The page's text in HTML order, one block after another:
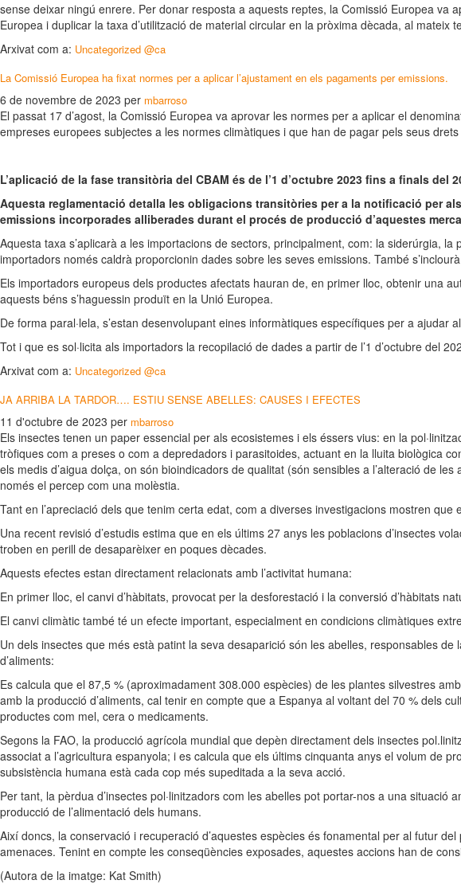
sense deixar ningú enrere. Per donar resposta a aquests reptes, la Comissió Europea va
Europea i duplicar la taxa d’utilització de material circular en la pròxima dècada, al mateix
Arxivat com a: Uncategorized @ca
La Comissió Europea ha fixat normes per a aplicar l’ajustament en els pagaments per emissions.
6 de novembre de 2023 per mbarroso
El passat 17 d’agost, la Comissió Europea va aprovar les normes per a aplicar el
empreses europees subjectes a les normes climàtiques i que han de pagar pels seus drets
L’aplicació de la fase transitòria del CBAM és de l’1 d’octubre 2023 fins a finals del
Aquesta reglamentació detalla les obligacions transitòries per a la notificació per
emissions incorporades alliberades durant el procés de producció d’aquestes
Aquesta taxa s’aplicarà a les importacions de sectors, principalment, com: la siderúrgia,
importadors només caldrà proporcionin dades sobre les seves emissions. També
Els importadors europeus dels productes afectats hauran de, en primer lloc, obtenir una
aquests béns s’haguessin produït en la Unió Europea.
De forma paral·lela, s’estan desenvolupant eines informàtiques específiques per a ajudar
Tot i que es sol·licita als importadors la recopilació de dades a partir de l’1 d’octubre del
Arxivat com a: Uncategorized @ca
JA ARRIBA LA TARDOR…. ESTIU SENSE ABELLES: CAUSES I EFECTES
11 d'octubre de 2023 per mbarroso
Els insectes tenen un paper essencial per als ecosistemes i els éssers vius: en la
tròfiques com a preses o com a depredadors i parasitoides, actuant en la lluita biològica
els medis d’aigua dolça, on són bioindicadors de qualitat (són sensibles a l’alteració de
només el percep com una molèstia.
Tant en l’apreciació dels que tenim certa edat, com a diverses investigacions mostren
Una recent revisió d’estudis estima que en els últims 27 anys les poblacions d’insectes
troben en perill de desaparèixer en poques dècades.
Aquests efectes estan directament relacionats amb l’activitat humana:
En primer lloc, el canvi d’hàbitats, provocat per la desforestació i la conversió d’hàbitats
El canvi climàtic també té un efecte important, especialment en condicions climàtiques
Un dels insectes que més està patint la seva desaparició són les abelles, responsables
d’aliments:
Es calcula que el 87,5 % (aproximadament 308.000 espècies) de les plantes silvestres
amb la producció d’aliments, cal tenir en compte que a Espanya al voltant del 70 % dels
productes com mel, cera o medicaments.
Segons la FAO, la producció agrícola mundial que depèn directament dels insectes
associat a l’agricultura espanyola; i es calcula que els últims cinquanta anys el volum de
subsistència humana està cada cop més supeditada a la seva acció.
Per tant, la pèrdua d’insectes pol·linitzadors com les abelles pot portar-nos a una
producció de l’alimentació dels humans.
Així doncs, la conservació i recuperació d’aquestes espècies és fonamental per al futur
amenaces. Tenint en compte les conseqüències exposades, aquestes accions han de
(Autora de la imatge: Kat Smith)